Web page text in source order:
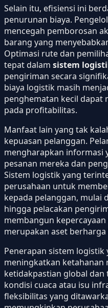
Selain itu, efisiensi ini
penurunan biaya.
mencegah pemborosan
barang yang
Optimasi rute dan
tepat dalam sistem
pengiriman secara
biaya logistik masih
penghematan kecil dapat
pada profitabilitas.
Manfaat lain yang tak
kepuasan pelanggan.
mengharapkan informasi
pesanan mereka dan
Sistem logistik yang
perusahaan untuk
kepada pelanggan, mulai
hingga pelacakan
membangun
merupakan aset berharga
Penerapan sistem logistik
meningkatkan ketahanan
ketidakpastian global
kondisi cuaca atau isu
fleksibilitas yang